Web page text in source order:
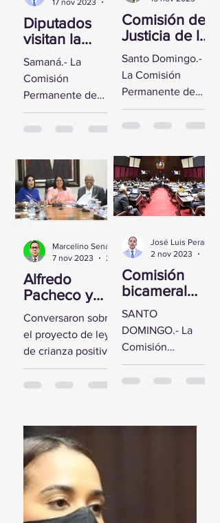
Diputados
visitan la
Fortaleza de
Santa
Bárbara de
Samaná
Samaná.- La
Comisión
Permanente de
Derechos
Humanos de la
Diputados visitó la
Fortaleza de Santa
Bárbara de
Samaná, a fin de...
Comisión de
Justicia de la
CD se reúne
con Yeni
Berenice
Reynoso
Santo Domingo.-
La Comisión
Permanente de
Justicia de la
Cámara de
un encuentro con
la Directora de
Persecución del...
Alfredo
Pacheco y
comisión de
diputados
reciben a la
Primera
Dama
Conversaron sobre
el proyecto de ley
de crianza positiva
SANTO
DOMINGO.- El
Diputados, Alfredo
Pacheco, junto...
Marcelino Sena
7 nov 2023
Comisión
bicameral
inicia hoy el
estudio del
Presupuesto
General del
Estado 2024
SANTO
DOMINGO.- La
Comisión
Bicameral Especial
iniciará hoy los
proyecto de ley
José Luis Peralta
2 nov 2023